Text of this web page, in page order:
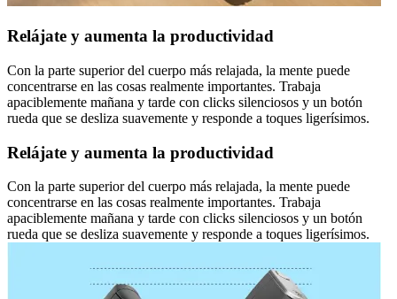
Relájate y aumenta la productividad
Con la parte superior del cuerpo más relajada, la mente puede
concentrarse en las cosas realmente importantes. Trabaja
apaciblemente mañana y tarde con clicks silenciosos y un botón
rueda que se desliza suavemente y responde a toques ligerísimos.
Relájate y aumenta la productividad
Con la parte superior del cuerpo más relajada, la mente puede
concentrarse en las cosas realmente importantes. Trabaja
apaciblemente mañana y tarde con clicks silenciosos y un botón
rueda que se desliza suavemente y responde a toques ligerísimos.